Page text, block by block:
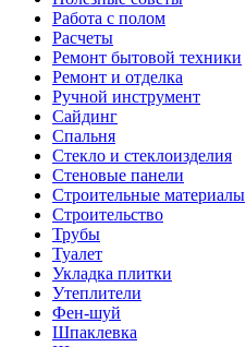
Работа с полом
Расчеты
Ремонт бытовой техники
Ремонт и отделка
Ручной инструмент
Сайдинг
Спальня
Стекло и стеклоизделия
Стеновые панели
Строительные материалы
Строительство
Трубы
Туалет
Укладка плитки
Утеплители
Фен-шуй
Шпаклевка